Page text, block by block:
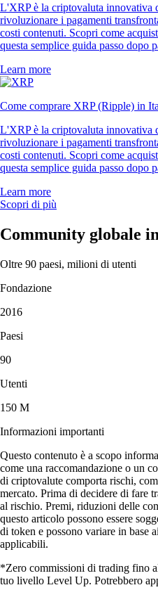
L'XRP è la criptovaluta innovativa
rivoluzionare i pagamenti
costi contenuti. Scopri come
questa semplice guida passo dopo
Learn more
Come comprare XRP (Ripple) in
L'XRP è la criptovaluta innovativa
rivoluzionare i pagamenti
costi contenuti. Scopri come
questa semplice guida passo dopo
Learn more
Scopri di più
Community globale
Oltre 90 paesi, milioni di utenti
Fondazione
2016
Paesi
90
Utenti
150 M
Informazioni importanti
Questo contenuto è a scopo
come una raccomandazione o un
di criptovalute comporta rischi,
mercato. Prima di decidere di fare
al rischio. Premi, riduzioni delle
questo articolo possono essere
di token e possono variare in base
applicabili.
*Zero commissioni di trading fino
tuo livello Level Up. Potrebbero